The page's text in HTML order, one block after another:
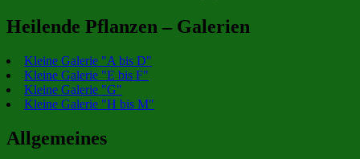
Heilende Pflanzen – Galerien
Kleine Galerie "A bis D"
Kleine Galerie "E bis F"
Kleine Galerie "G"
Kleine Galerie "H bis M"
Allgemeines